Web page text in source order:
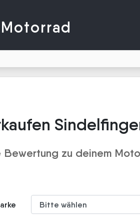
Bewertung zu deinem